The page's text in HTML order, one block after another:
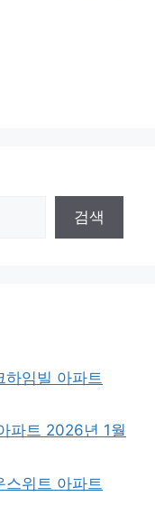
검색
임빌 아파트
파트 2026년 1월
위트 아파트